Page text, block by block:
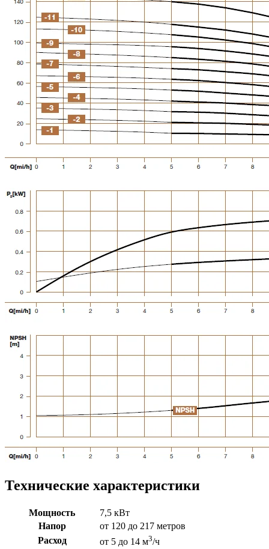
Технические характеристики
Мощность
7,5 кВт
Напор
от 120 до 217 метров
Расход
от 5 до 14 м3/ч